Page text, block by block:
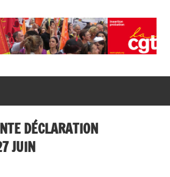
CGT
insertion
probation
DÉCLARATION
JUIN